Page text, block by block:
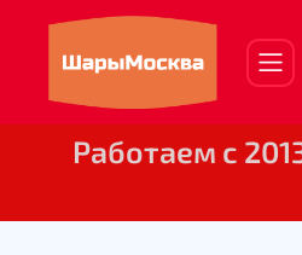
Работаем с